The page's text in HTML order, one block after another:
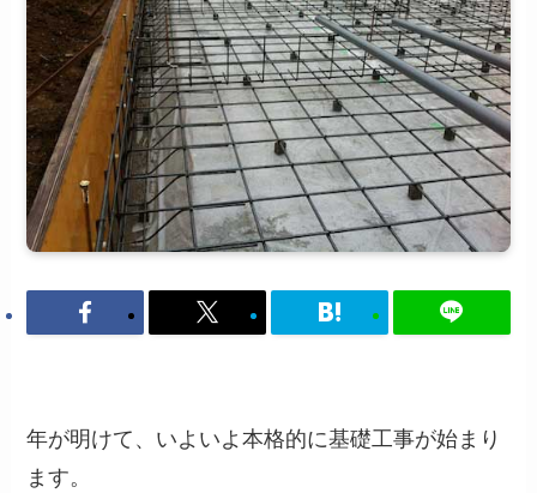
年が明けて、いよいよ本格的に基礎工事が始まり
ます。